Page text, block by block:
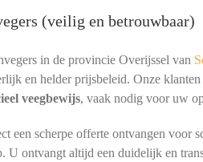
(veilig en betrouwbaar)
in de provincie Overijssel van
en helder prijsbeleid. Onze klanten
veegbewijs, vaak nodig voor uw
een scherpe offerte ontvangen voor
U ontvangt altijd een duidelijk en